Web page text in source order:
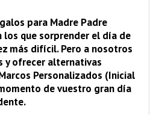
para Madre Padre
que sorprender el día de
más difícil. Pero a nosotros
y ofrecer alternativas
Personalizados (Inicial
de vuestro gran día